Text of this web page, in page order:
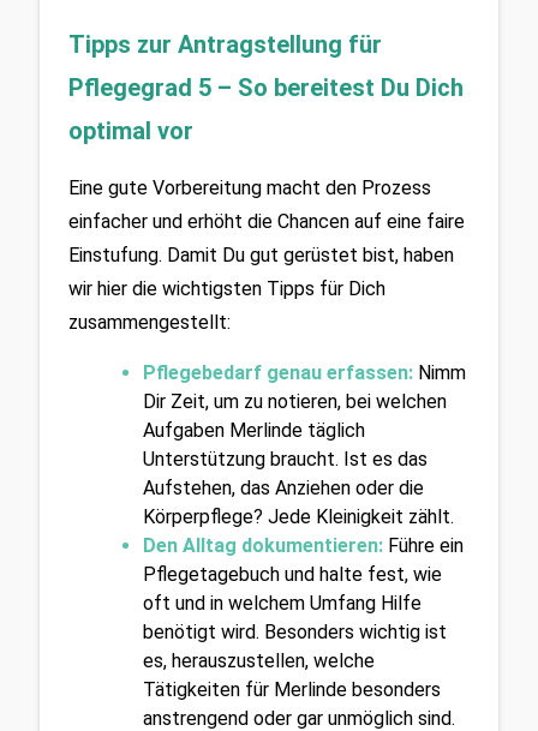
Tipps zur Antragstellung für
Pflegegrad 5 – So bereitest Du Dich
optimal vor
Eine gute Vorbereitung macht den Prozess
einfacher und erhöht die Chancen auf eine faire
Einstufung. Damit Du gut gerüstet bist, haben
wir hier die wichtigsten Tipps für Dich
zusammengestellt:
Pflegebedarf genau erfassen: Nimm
Dir Zeit, um zu notieren, bei welchen
Aufgaben Merlinde täglich
Unterstützung braucht. Ist es das
Aufstehen, das Anziehen oder die
Körperpflege? Jede Kleinigkeit zählt.
Den Alltag dokumentieren: Führe ein
Pflegetagebuch und halte fest, wie
oft und in welchem Umfang Hilfe
benötigt wird. Besonders wichtig ist
es, herauszustellen, welche
Tätigkeiten für Merlinde besonders
anstrengend oder gar unmöglich sind.